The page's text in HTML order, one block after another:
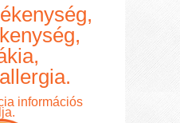
információs